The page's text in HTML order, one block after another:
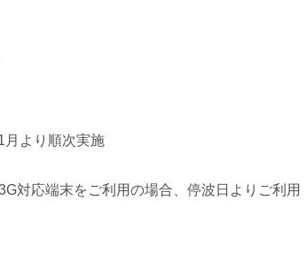
より順次実施
対応端末をご利用の場合、停波日よりご利用